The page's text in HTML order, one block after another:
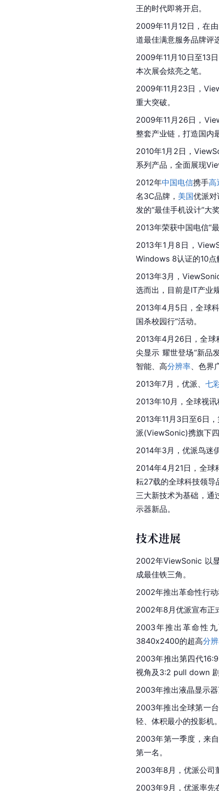
王的时代即将开启。
2009年11月12日，在
道最佳满意服务品牌评
2009年11月10日至13
本次展会炫亮之笔。
2009年11月23日，
重大突破。
2009年11月26日，
整套产业链，打造国内
2010年1月2日，
系列产品，全面展现
2012年中国电信携手高
名3C品牌， 美国优派
发的“最佳手机设计”大
2013年荣获中国电信“
2013年1月8日，
Windows 8认证的10点
2013年3月，
选而出，目前是IT产业
2013年4月5日，全球
国杀校园行”活动。
2013年4月26日，全
尖显示 耀世登场”新品
智能、高分辨率 、色
2013年7月，优派、 七
2013年10月，全球视
2013年11月3日至6日
派(ViewSonic)携旗下
2014年3月，优派鸟迷
2014年4月21日，全球
耘27载的全球科技领导
三大新技术为基础，通
示器新品。
技术进展
2002年ViewSonic 以
成最佳铁三角。
2002年推出革命性行
2002年8月优派宣布正
2003年推出革命性
3840x2400的超高分
2003年推出第四代
视角及3:2 pull down
2003年推出液晶显示
2003年推出全球第一
轻、体积最小的投影机
2003年第一季度，来
第一名。
2003年8月，优派公司
2003年9月，优派率先